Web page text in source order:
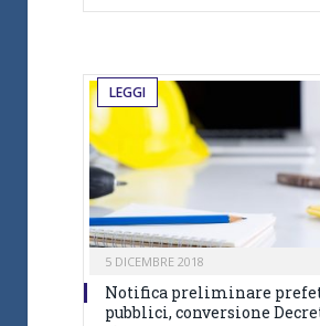
LEGGI
5 DICEMBRE 2018
Notifica preliminare
pubblici, conversione